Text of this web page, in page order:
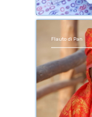
Flauto di Pan